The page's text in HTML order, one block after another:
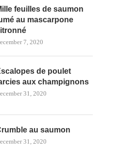
feuilles de saumon
au mascarpone
7, 2020
de poulet
aux champignons
31, 2020
au saumon
31, 2020